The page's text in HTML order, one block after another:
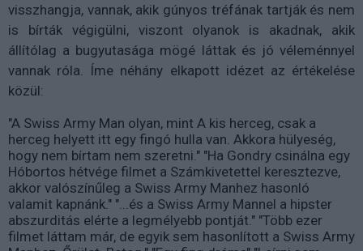
visszhangja, vannak, akik gúnyos tréfának tartják és nem
is bírták végigülni, viszont olyanok is akadnak, akik
állítólag a bugyutasága mögé láttak és jó véleménnyel
vannak róla. Íme néhány elkapott idézet az értékelése
közül:
"A Swiss Army Man olyan, mint A kis herceg, csak a
herceg helyett itt egy fingó hulla van. Akkora hülyeség,
hogy nem bírtam nem szeretni." "Ha Gondry csinálna egy
Hóbortos hétvége filmet a Számkivetettel keresztezve,
akkor valószínűleg a Swiss Army Manhez hasonló
valamit kapnánk." "...és a Swiss Army Mannel a hipster
abszurditás elérte a legmélyebb pontját." "Több ezer
filmet láttam már, de egyik sem hasonlított a Swiss Army